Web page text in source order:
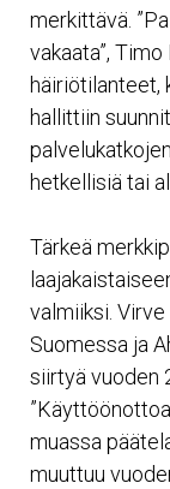
merkittävä.
vakaata”,
häiriötilanteet,
hallittiin
hetkellisiä tai
Tärkeä
valmiiksi.
Suomessa ja
siirtyä vuoden
muassa
muuttuu